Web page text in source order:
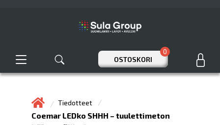
OSTOSKORI
0
Tiedotteet
Coemar LEDko SHHH – tuulettimeton